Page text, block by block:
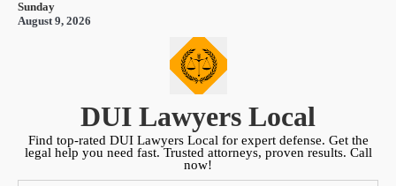
SkipSunday
August 9, 2026
DUI Lawyers Local
Find top-rated DUI Lawyers Local for expert defense. Get the
legal help you need fast. Trusted attorneys, proven results. Call
now!